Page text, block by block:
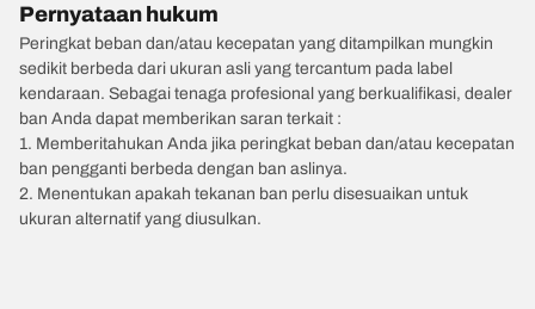
Pernyataan hukum
Peringkat beban dan/atau kecepatan yang ditampilkan mungkin
sedikit berbeda dari ukuran asli yang tercantum pada label
kendaraan. Sebagai tenaga profesional yang berkualifikasi, dealer
ban Anda dapat memberikan saran terkait :
1. Memberitahukan Anda jika peringkat beban dan/atau kecepatan
ban pengganti berbeda dengan ban aslinya.
2. Menentukan apakah tekanan ban perlu disesuaikan untuk
ukuran alternatif yang diusulkan.